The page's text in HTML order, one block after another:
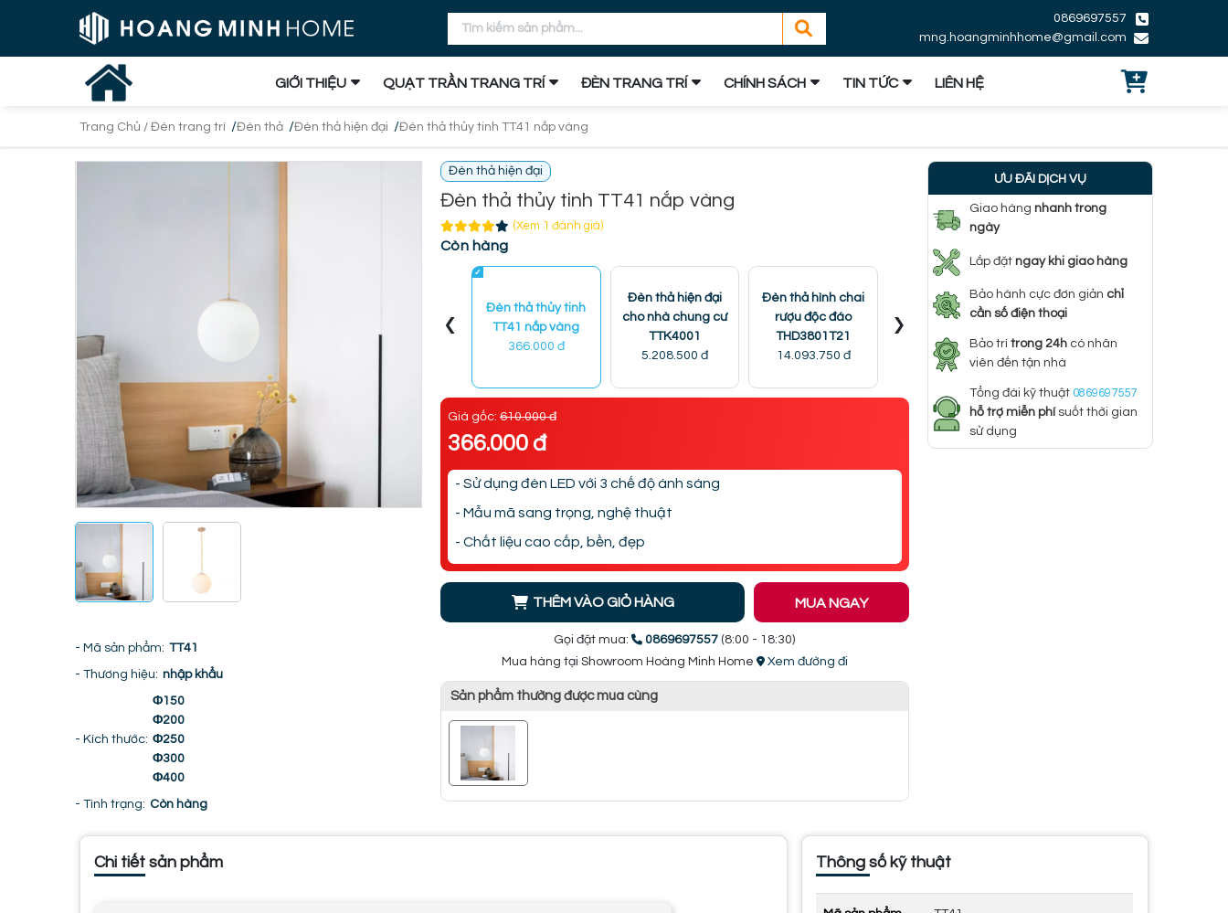
0869697557
mng.hoangminhhome@gmail.com
GIỚI THIỆU QUẠT TRẦN TRANG TRÍ ĐÈN TRANG TRÍ CHÍNH SÁCH TIN TỨC LIÊN HỆ
Trang Chủ / Đèn trang trí /Đèn thả /Đèn thả hiện đại /Đèn thả thủy tinh TT41 nắp vàng
- Mã sản phẩm: TT41
- Thương hiệu: nhập khẩu
- Kích thước:
Φ150
Φ200
Φ250
Φ300
Φ400
- Tình trạng: Còn hàng
Đèn thả hiện đại
Đèn thả thủy tinh TT41 nắp vàng
(Xem 1 đánh giá)
Còn hàng
Đèn thả thủy tinh
TT41 nắp vàng
366.000 đ
Đèn thả hiện đại
cho nhà chung cư
TTK4001
5.208.500 đ
Đèn thả hình chai
rượu độc đáo
THD3801T21
14.093.750 đ
Đèn thả chân nhện
2.838.000 đ
Đèn thả nhịp đập
trái tim phong cách
minimalism TTK136
2.321.000 đ
‹ ›
Giá gốc: 610.000 đ
366.000 đ
- Sử dụng đèn LED với 3 chế độ ánh sáng
- Mẫu mã sang trọng, nghệ thuật
- Chất liệu cao cấp, bền, đẹp
THÊM VÀO GIỎ HÀNG MUA NGAY
Gọi đặt mua: 0869697557 (8:00 - 18:30)
Mua hàng tại Showroom Hoàng Minh Home
Xem đường đi
Sản phẩm thường được mua cùng
ƯU ĐÃI DỊCH VỤ
Giao hàng nhanh trong
ngày
Lắp đặt ngay khi giao hàng
Bảo hành cực đơn giản chỉ
cần số điện thoại
Bảo trì trong 24hcó nhân
viên đến tận nhà
Tổng đài kỹ thuật 0869697557
hỗ trợ miễn phísuốt thời gian
sử dụng
Chi tiết sản phẩm Thông số kỹ thuật